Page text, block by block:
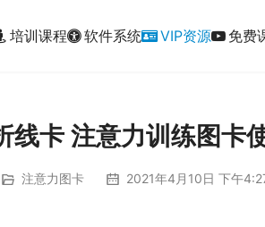
培训课程 软件系统 VIP资源 免费
线卡 注意力训练图卡
注意力图卡 2021年4月10日 下午